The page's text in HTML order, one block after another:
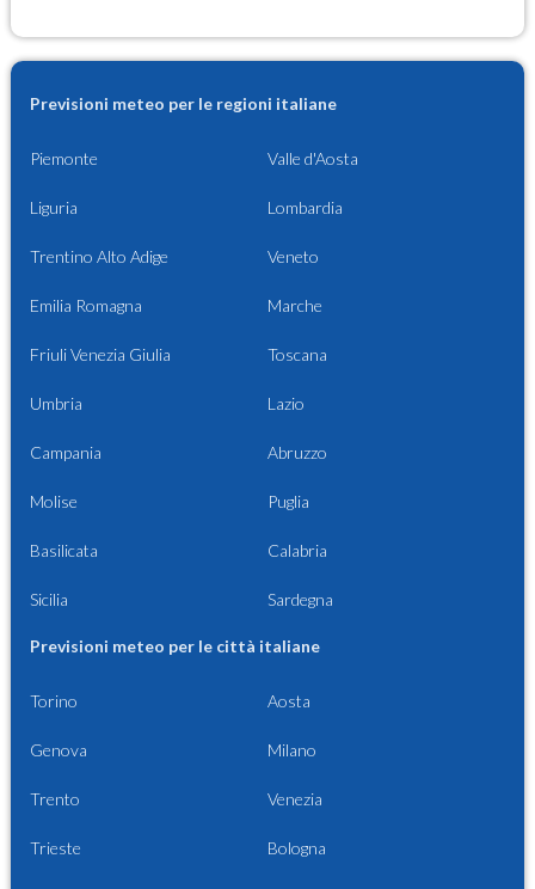
Previsioni meteo per le regioni italiane
Piemonte Valle d'Aosta
Liguria Lombardia
Trentino Alto Adige Veneto
Emilia Romagna Marche
Friuli Venezia Giulia Toscana
Umbria Lazio
Campania Abruzzo
Molise Puglia
Basilicata Calabria
Sicilia Sardegna
Previsioni meteo per le città italiane
Torino Aosta
Genova Milano
Trento Venezia
Trieste Bologna